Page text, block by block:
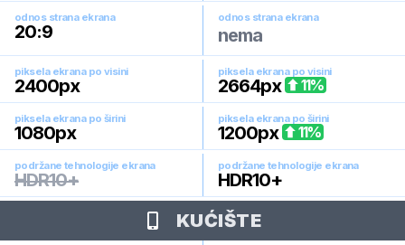
odnos strana ekrana
20:9
odnos strana ekrana
nema
piksela ekrana po visini
2400px
piksela ekrana po visini
2664px 11%
piksela ekrana po širini
1080px
piksela ekrana po širini
1200px 11%
podržane tehnologije ekrana
HDR10+
podržane tehnologije ekrana
HDR10+
KUĆIŠTE